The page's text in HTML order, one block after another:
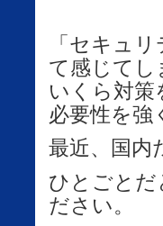
「セキュ
て感じてし
いくら対
必要性を強
最近、国内
ひとごとだ
ださい。